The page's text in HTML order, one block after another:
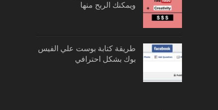
ويمكنك الربح منها
طريقة كتابة بوست علي الفيس
بوك بشكل احترافي